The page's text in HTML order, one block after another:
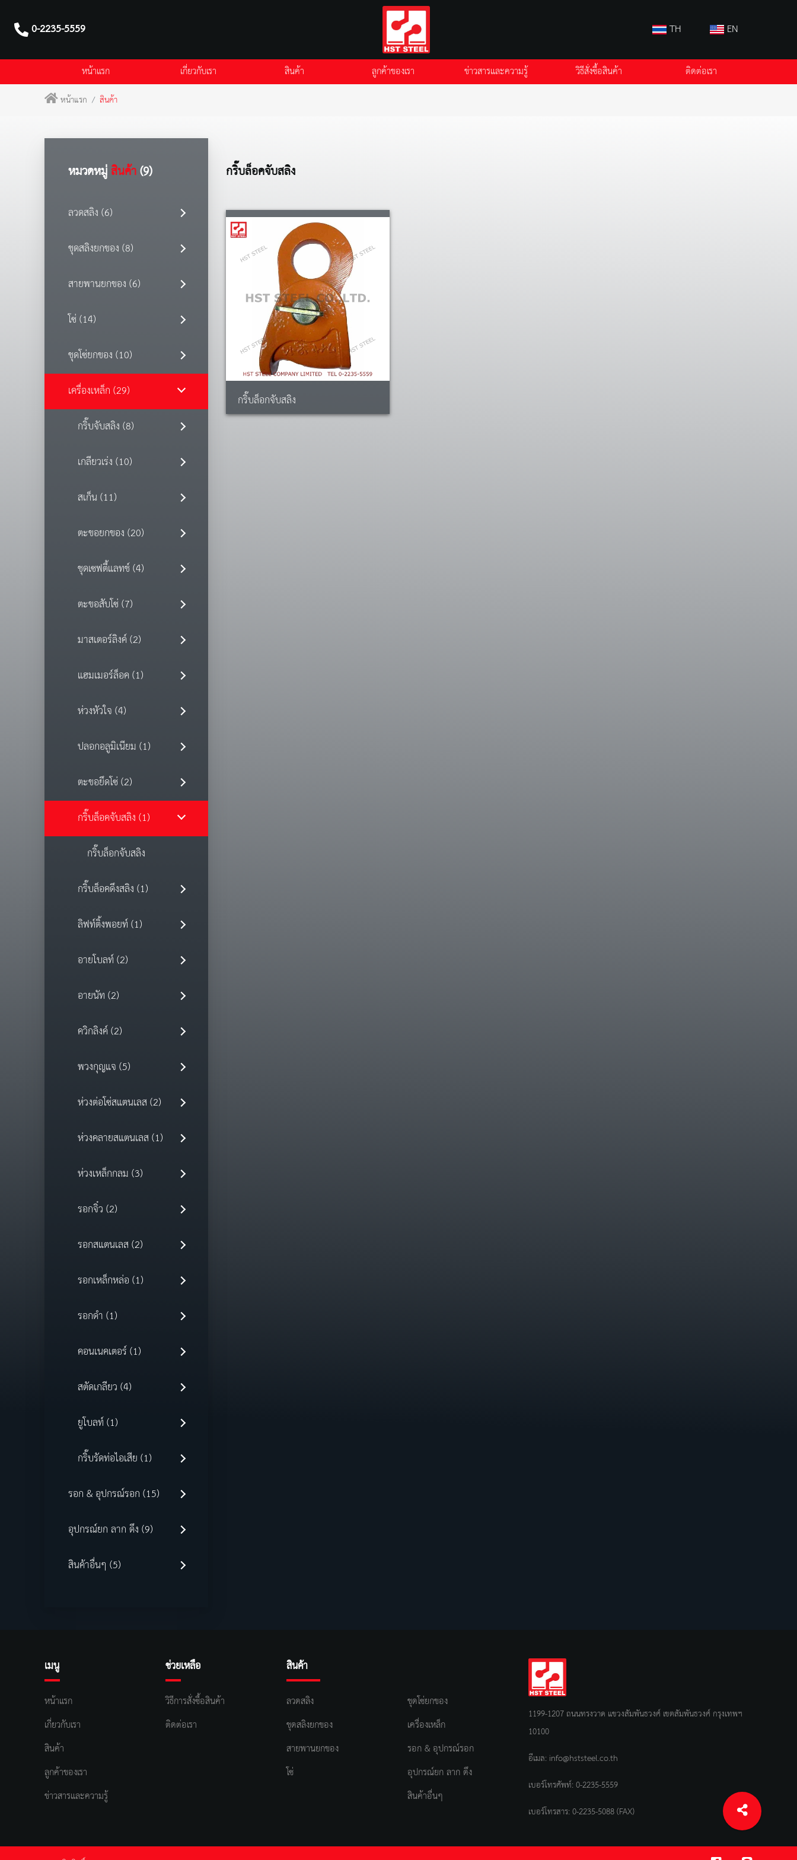
0-2235-5559 TH EN
หน้าแรก เกี่ยวกับเรา สินค้า ลูกค้าของเรา ข่าวสารและความรู้ วิธีสั่งซื้อสินค้า ติดต่อเรา
หน้าแรก สินค้า
หมวดหมู่สินค้า(9)
ลวดสลิง (6)
ชุดสลิงยกของ (8)
สายพานยกของ (6)
โซ่ (14)
ชุดโซ่ยกของ (10)
เครื่องเหล็ก (29)
กริ๊บจับสลิง (8)
เกลียวเร่ง (10)
สเก็น (11)
ตะขอยกของ (20)
ชุดเซฟตี้แลทช์ (4)
ตะขอสับโซ่ (7)
มาสเตอร์ลิงค์ (2)
แฮมเมอร์ล็อค (1)
ห่วงหัวใจ (4)
ปลอกอลูมิเนียม (1)
ตะขอยึดโซ่ (2)
กริ๊บล็อคจับสลิง (1)
กริ๊บล็อกจับสลิง
กริ๊บล็อคดึงสลิง (1)
ลิฟท์ติ้งพอยท์ (1)
อายโบลท์ (2)
อายนัท (2)
ควิกลิงค์ (2)
พวงกุญแจ (5)
ห่วงต่อโซ่สแตนเลส (2)
ห่วงคลายสแตนเลส (1)
ห่วงเหล็กกลม (3)
รอกจิ๋ว (2)
รอกสแตนเลส (2)
รอกเหล็กหล่อ (1)
รอกดำ (1)
คอนเนคเตอร์ (1)
สตัดเกลียว (4)
ยูโบลท์ (1)
กริ๊บรัดท่อไอเสีย (1)
รอก & อุปกรณ์รอก (15)
อุปกรณ์ยก ลาก ดึง (9)
สินค้าอื่นๆ (5)
กริ๊บล็อคจับสลิง
กริ๊บล็อกจับสลิง
เมนู
หน้าแรก
เกี่ยวกับเรา
สินค้า
ลูกค้าของเรา
ข่าวสารและความรู้
ช่วยเหลือ
วิธีการสั่งซื้อสินค้า
ติดต่อเรา
สินค้า
ลวดสลิง
ชุดสลิงยกของ
สายพานยกของ
โซ่
ชุดโซ่ยกของ
เครื่องเหล็ก
รอก & อุปกรณ์รอก
อุปกรณ์ยก ลาก ดึง
สินค้าอื่นๆ
1199-1207 ถนนทรงวาด แขวงสัมพันธวงศ์ เขตสัมพันธวงศ์ กรุงเทพฯ
10100
อีเมล: info@hststeel.co.th
เบอร์โทรศัพท์:0-2235-5559
เบอร์โทรสาร: 0-2235-5088 (FAX)